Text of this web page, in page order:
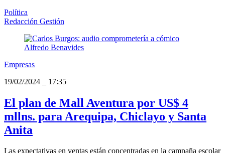
Política
Redacción Gestión
Empresas
19/02/2024
17:35
El plan de Mall Aventura por US$ 4
mllns. para Arequipa, Chiclayo y Santa
Anita
Las expectativas en ventas están concentradas en la campaña escolar